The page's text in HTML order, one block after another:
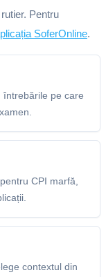
Pentru
SoferOnline.
întrebările pe care
CPI marfă,
contextul din